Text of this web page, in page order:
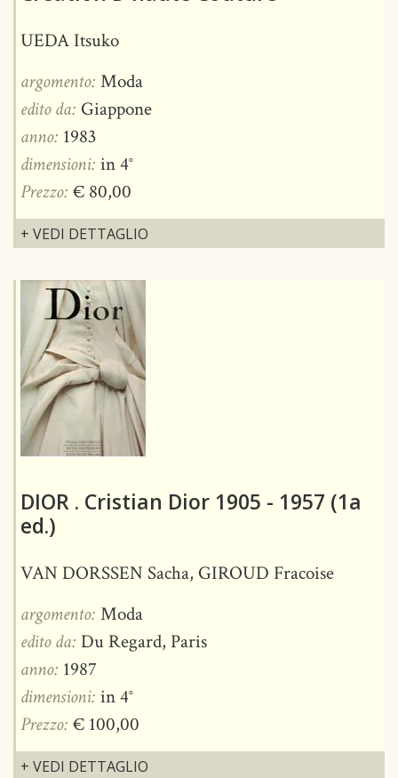
UEDA Itsuko
argomento: Moda
edito da: Giappone
anno: 1983
dimensioni: in 4°
Prezzo: € 80,00
+ VEDI DETTAGLIO
DIOR . Cristian Dior 1905 - 1957 (1a
ed.)
VAN DORSSEN Sacha, GIROUD Fracoise
argomento: Moda
edito da: Du Regard, Paris
anno: 1987
dimensioni: in 4°
Prezzo: € 100,00
+ VEDI DETTAGLIO